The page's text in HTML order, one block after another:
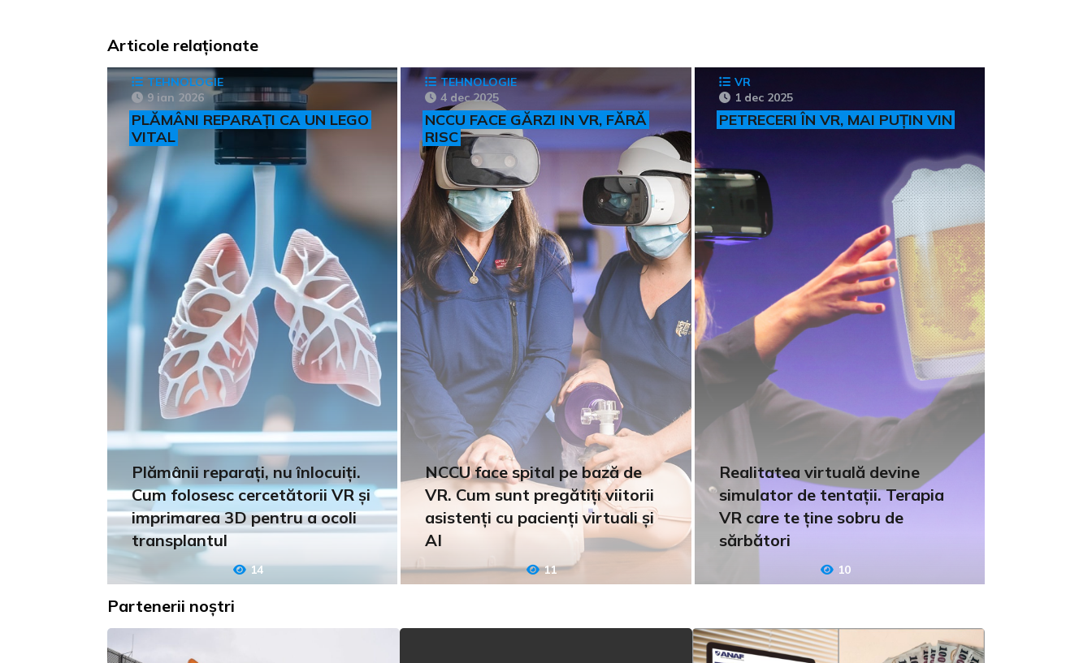
Articole relaționate
TEHNOLOGIE
9 ian 2026
PLĂMÂNI REPARAȚI CA UN LEGO
VITAL
Plămânii reparați, nu înlocuiți.
Cum folosesc cercetătorii VR și
imprimarea 3D pentru a ocoli
transplantul
14
TEHNOLOGIE
4 dec 2025
NCCU FACE GĂRZI IN VR, FĂRĂ
RISC
NCCU face spital pe bază de
VR. Cum sunt pregătiți viitorii
asistenți cu pacienți virtuali și
AI
11
VR
1 dec 2025
PETRECERI ÎN VR, MAI PUȚIN VIN
Realitatea virtuală devine
simulator de tentații. Terapia
VR care te ține sobru de
sărbători
10
Partenerii noștri